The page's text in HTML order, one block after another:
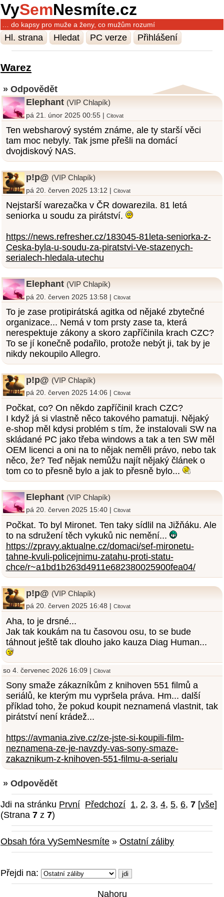
VySemNesmíte.cz
… do kapsy pro muže a ženy, co mužům rozumí
Hl. strana Hledat PC verze Přihlášení
Warez
» Odpovědět
Elephant (VIP Chlapík)
pá 21. únor 2025 00:55 |Citovat
Ten websharový systém známe, ale ty starší věci
tam moc nebyly. Tak jsme přešli na domácí
dvojdiskový NAS.
p!p@ (VIP Chlapík)
pá 20. červen 2025 13:12 |Citovat
Nejstarší warezačka v ČR dowarezila. 81 letá
seniorka u soudu za pirátství.
https://news.refresher.cz/183045-81leta-seniorka-z-
Ceska-byla-u-soudu-za-piratstvi-Ve-stazenych-
serialech-hledala-utechu
Elephant (VIP Chlapík)
pá 20. červen 2025 13:58 |Citovat
To je zase protipirátská agitka od nějaké zbytečné
organizace... Nemá v tom prsty zase ta, která
nerespektuje zákony a skoro zapříčinila krach CZC?
To se jí konečně podařilo, protože nebýt ji, tak by je
nikdy nekoupilo Allegro.
p!p@ (VIP Chlapík)
pá 20. červen 2025 14:06 |Citovat
Počkat, co? On někdo zapříčinil krach CZC?
I když já si vlastně něco takového pamatuji. Nějaký
e-shop měl kdysi problém s tím, že instalovali SW na
skládané PC jako třeba windows a tak a ten SW měl
OEM licenci a oni na to nějak neměli právo, nebo tak
něco, že? Teď nějak nemůžu najít nějaký článek o
tom co to přesně bylo a jak to přesně bylo...
Elephant (VIP Chlapík)
pá 20. červen 2025 15:40 |Citovat
Počkat. To byl Mironet. Ten taky sídlil na Jižňáku. Ale
to na sdružení těch vykuků nic nemění...
https://zpravy.aktualne.cz/domaci/sef-mironetu-
tahne-kvuli-policejnimu-zatahu-proti-statu-
chce/r~a1bd1b263d4911e682380025900fea04/
p!p@ (VIP Chlapík)
pá 20. červen 2025 16:48 |Citovat
Aha, to je drsné...
Jak tak koukám na tu časovou osu, to se bude
táhnout ještě tak dlouho jako kauza Diag Human...
so 4. červenec 2026 16:09 | Citovat
Sony smaže zákazníkům z knihoven 551 filmů a
seriálů, ke kterým mu vypršela práva. Hm... další
příklad toho, že pokud koupit neznamená vlastnit, tak
pirátství není krádež...
https://avmania.zive.cz/ze-jste-si-koupili-film-
neznamena-ze-je-navzdy-vas-sony-smaze-
zakaznikum-z-knihoven-551-filmu-a-serialu
» Odpovědět
Jdi na stránku První Předchozí 1, 2, 3, 4, 5, 6, 7 [vše]
(Strana 7 z 7)
Obsah fóra VySemNesmíte » Ostatní záliby
Přejdi na:
Nahoru